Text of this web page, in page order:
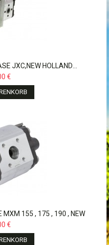
JXC,NEW HOLLAND...
€
MXM 155 , 175 , 190 , NEW
€